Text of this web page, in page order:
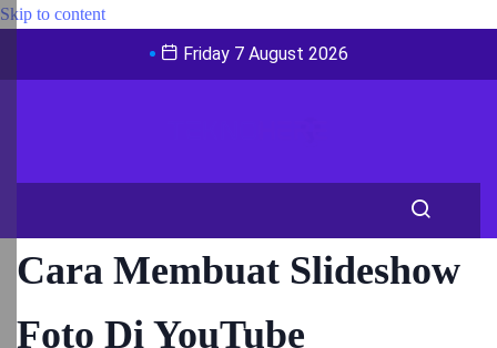
Skip to content
Friday 7 August 2026
Cara Membuat Slideshow
Foto Di YouTube